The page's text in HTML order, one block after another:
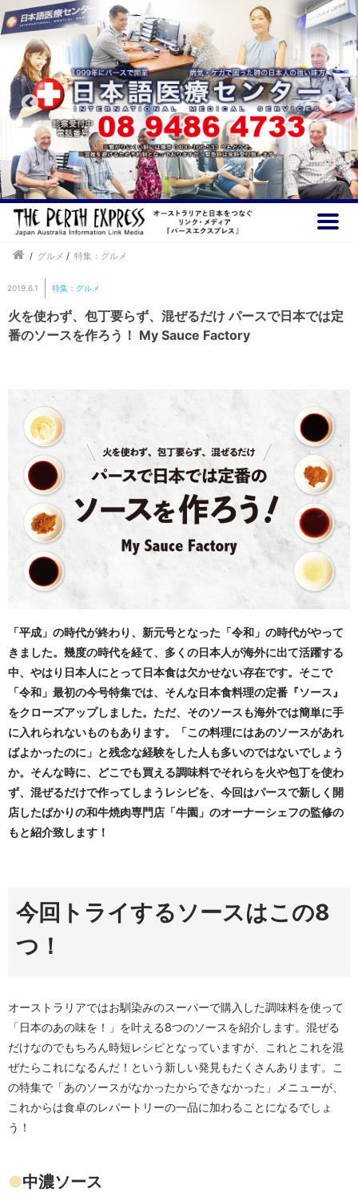
/ グルメ / 特集：グルメ
2019.6.1 特集：グルメ
火を使わず、包丁要らず、混ぜるだけ パースで日本では定
番のソースを作ろう！ My Sauce Factory
「平成」の時代が終わり、新元号となった「令和」の時代がやって
きました。幾度の時代を経て、多くの日本人が海外に出て活躍する
中、やはり日本人にとって日本食は欠かせない存在です。そこで
「令和」最初の今号特集では、そんな日本食料理の定番『ソース』
をクローズアップしました。ただ、そのソースも海外では簡単に手
に入れられないものもあります。「この料理にはあのソースがあれ
ばよかったのに」と残念な経験をした人も多いのではないでしょう
か。そんな時に、どこでも買える調味料でそれらを火や包丁を使わ
ず、混ぜるだけで作ってしまうレシピを、今回はパースで新しく開
店したばかりの和牛焼肉専門店「牛園」のオーナーシェフの監修の
もと紹介致します！
今回トライするソースはこの8
つ！
オーストラリアではお馴染みのスーパーで購入した調味料を使って
「日本のあの味を！」を叶える8つのソースを紹介します。混ぜる
だけなのでもちろん時短レシピとなっていますが、これとこれを混
ぜたらこれになるんだ！という新しい発見もたくさんあります。こ
の特集で「あのソースがなかったからできなかった」メニューが、
これからは食卓のレパートリーの一品に加わることになるでしょ
う！
●中濃ソース